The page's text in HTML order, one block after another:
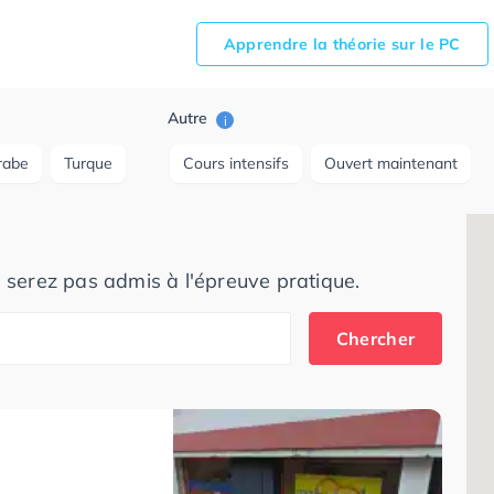
Apprendre la théorie sur le PC
Turque
Autre i
Cours intensifs Ouvert maintenant
pas admis à l'épreuve pratique.
Chercher